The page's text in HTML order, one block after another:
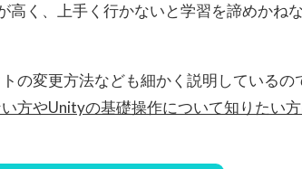
高く、上手く行かないと学習を諦めかね
の変更方法なども細かく説明しているの
方やUnityの基礎操作について知りたい